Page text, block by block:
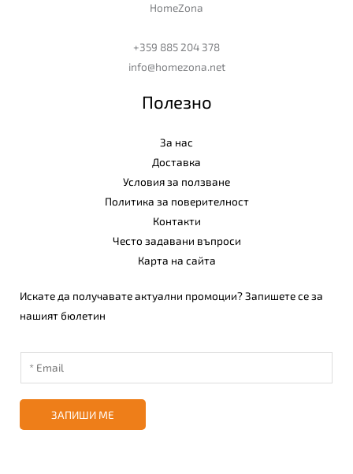
HomeZona
+359 885 204 378
info@homezona.net
Полезно
За нас
Доставка
Условия за ползване
Политика за поверителност
Контакти
Често задавани въпроси
Карта на сайта
Искате да получавате актуални промоции? Запишете се за
нашият бюлетин
ЗАПИШИ МЕ